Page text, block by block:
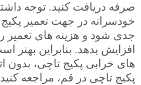
صرفه دریافت کنید. توجه
خودسرانه در جهت تعمیر
جدی شود و هزینه­ های تعمیر
افزایش بدهد. بنابراین بهتر
­های خرابی پکیج تاچی، بدون
پکیج تاچی در قم، مراجعه